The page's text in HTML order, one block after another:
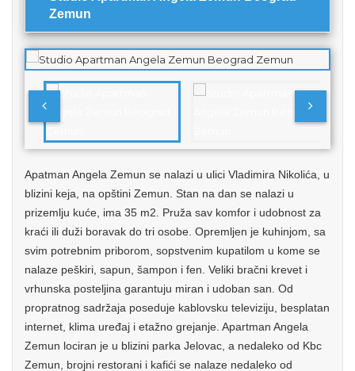
Zemun
Apatman Angela Zemun se nalazi u ulici Vladimira Nikolića, u
blizini keja, na opštini Zemun. Stan na dan se nalazi u
prizemlju kuće, ima 35 m2. Pruža sav komfor i udobnost za
kraći ili duži boravak do tri osobe. Opremljen je kuhinjom, sa
svim potrebnim priborom, sopstvenim kupatilom u kome se
nalaze peškiri, sapun, šampon i fen. Veliki bračni krevet i
vrhunska posteljina garantuju miran i udoban san. Od
propratnog sadržaja poseduje kablovsku televiziju, besplatan
internet, klima uređaj i etažno grejanje. Apartman Angela
Zemun lociran je u blizini parka Jelovac, a nedaleko od Kbc
Zemun, brojni restorani i kafići se nalaze nedaleko od